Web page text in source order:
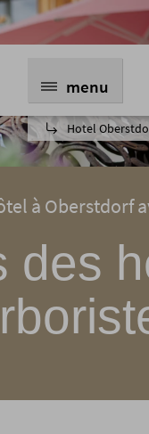
menu
Hotel
à
des